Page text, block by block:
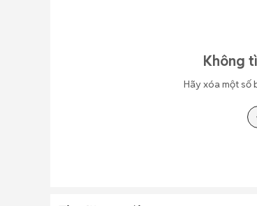
Không
Hãy xóa một số